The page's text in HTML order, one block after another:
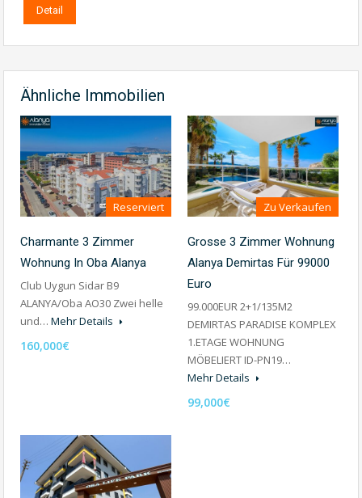
Detail
Ähnliche Immobilien
Reserviert
Charmante 3 Zimmer
Wohnung In Oba Alanya
Club Uygun Sidar B9
ALANYA/Oba AO30 Zwei helle
und… Mehr Details
160,000€
Zu Verkaufen
Grosse 3 Zimmer Wohnung
Alanya Demirtas Für 99000
Euro
99.000EUR 2+1/135M2
DEMIRTAS PARADISE KOMPLEX
1.ETAGE WOHNUNG
MÖBELIERT ID-PN19…
Mehr Details
99,000€